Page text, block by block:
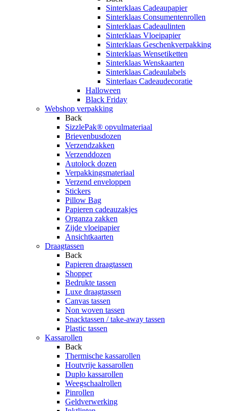
Sinterklaas Cadeaupapier
Sinterklaas Consumentenrollen
Sinterklaas Cadeaulinten
Sinterklaas Vloeipapier
Sinterklaas Geschenkverpakking
Sinterklaas Wensetiketten
Sinterklaas Wenskaarten
Sinterklaas Cadeaulabels
Sinterlaas Cadeaudecoratie
Halloween
Black Friday
Webshop verpakking
Back
SizzlePak® opvulmateriaal
Brievenbusdozen
Verzendzakken
Verzenddozen
Autolock dozen
Verpakkingsmateriaal
Verzend enveloppen
Stickers
Pillow Bag
Papieren cadeauzakjes
Organza zakken
Zijde vloeipapier
Ansichtkaarten
Draagtassen
Back
Papieren draagtassen
Shopper
Bedrukte tassen
Luxe draagtassen
Canvas tassen
Non woven tassen
Snacktassen / take-away tassen
Plastic tassen
Kassarollen
Back
Thermische kassarollen
Houtvrije kassarollen
Duplo kassarollen
Weegschaalrollen
Pinrollen
Geldverwerking